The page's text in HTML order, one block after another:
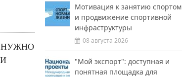
НУЖНО
Мотивация к занятию спортом
и продвижение спортивной
инфраструктуры
08 августа 2026
"Мой экспорт": доступная и
понятная площадка для